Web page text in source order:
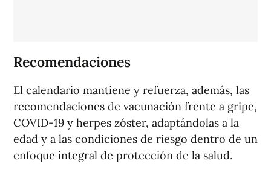
Recomendaciones
El calendario mantiene y refuerza, además, las
recomendaciones de vacunación frente a gripe,
COVID-19 y herpes zóster, adaptándolas a la
edad y a las condiciones de riesgo dentro de un
enfoque integral de protección de la salud.